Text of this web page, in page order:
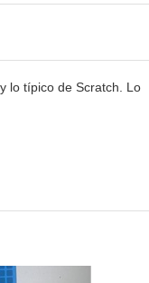
lo típico de Scratch. Lo